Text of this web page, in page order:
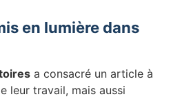
en lumière dans
a consacré un article à
leur travail, mais aussi